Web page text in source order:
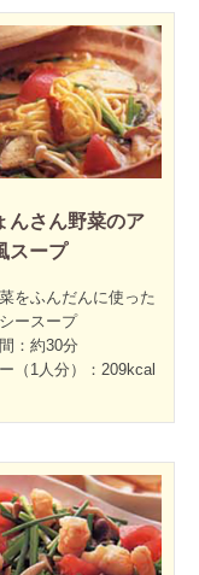
んさん野菜のア
スープ
をふんだんに使った
ースープ
：約30分
（1人分）：209kcal